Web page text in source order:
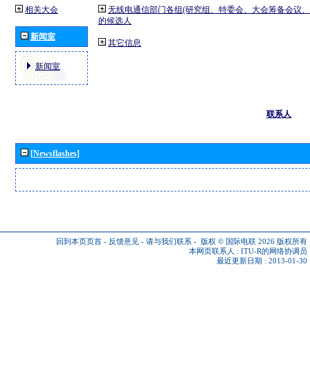
相关大会
新闻室
新闻室
无线电通信部门各组(研究组、特委会、大会筹备会议
的候选人
其它信息
联系人
[Newsflashes]
回到本页页首 - 反馈意见 - 请与我们联系 - 版权 © 国际电联 2026 版权所有
本网页联系人 : ITU-R的网络协调员
最近更新日期 : 2013-01-30